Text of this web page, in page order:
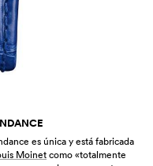
es única y está fabricada
Moinetcomo «totalmente